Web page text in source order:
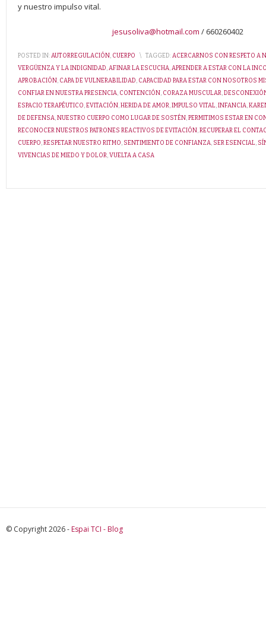
y nuestro impulso vital.
jesusoliva@hotmail.com / 660260402
POSTED IN:AUTORREGULACIÓN, CUERPO \ TAGGED:ACERCARNOS CON RESPETO A
VERGÜENZA Y LA INDIGNIDAD,AFINAR LA ESCUCHA,APRENDER A ESTAR CON LA
APROBACIÓN, CAPA DE VULNERABILIDAD, CAPACIDAD PARA ESTAR CON NOSOTROS
CONFIAR EN NUESTRA PRESENCIA, CONTENCIÓN, CORAZA MUSCULAR,
ESPACIO TERAPÉUTICO,EVITACIÓN,HERIDA DE AMOR,IMPULSO VITAL,INFANCIA,
DE DEFENSA,NUESTRO CUERPO COMO LUGAR DE SOSTÉN,PERMITIMOS ESTAR EN
RECONOCER NUESTROS PATRONES REACTIVOS DE EVITACIÓN,RECUPERAR EL
CUERPO,RESPETAR NUESTRO RITMO, SENTIMIENTO DE CONFIANZA, SER ESENCIAL,
VIVENCIAS DE MIEDO Y DOLOR,VUELTA A CASA
© Copyright 2026 - Espai TCI - Blog